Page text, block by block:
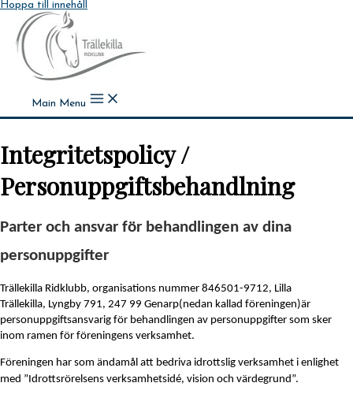
Hoppa till innehåll
Main Menu
Integritetspolicy /
Personuppgiftsbehandlning
Parter och ansvar för behandlingen av dina
personuppgifter
Trällekilla Ridklubb, organisations nummer 846501-9712, Lilla
Trällekilla, Lyngby 791, 247 99 Genarp(nedan kallad föreningen)är
personuppgiftsansvarig för behandlingen av personuppgifter som sker
inom ramen för föreningens verksamhet.
Föreningen har som ändamål att bedriva idrottslig verksamhet i enlighet
med ”Idrottsrörelsens verksamhetsidé, vision och värdegrund”.